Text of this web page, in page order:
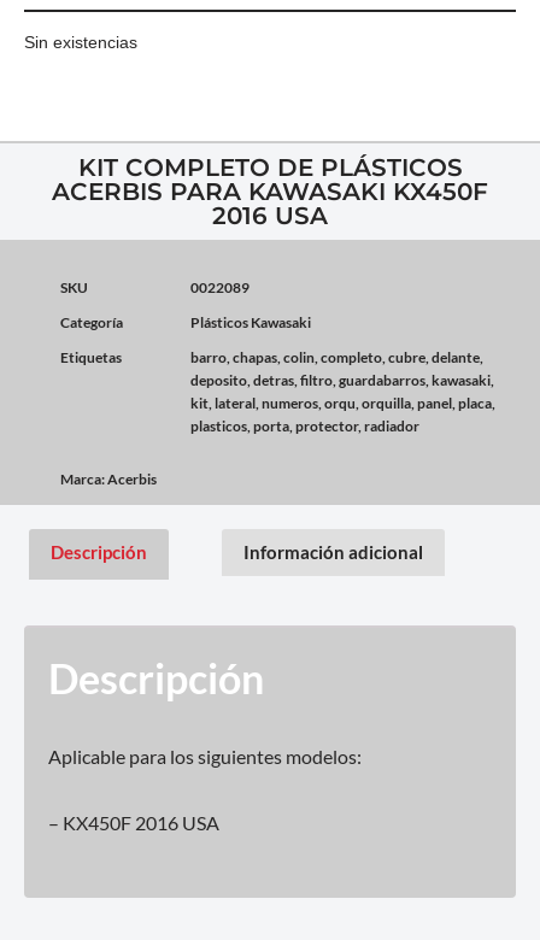
Sin existencias
KIT COMPLETO DE PLÁSTICOS
ACERBIS PARA KAWASAKI KX450F
2016 USA
SKU
0022089
Categoría
Plásticos Kawasaki
Etiquetas
barro,chapas,colin,completo,cubre,delante,
deposito,detras,filtro,guardabarros,kawasaki,
kit, lateral,numeros,orqu,orquilla,panel,placa,
plasticos,porta,protector,radiador
Marca:Acerbis
Descripción Información adicional
Descripción
Aplicable para los siguientes modelos:
– KX450F 2016 USA